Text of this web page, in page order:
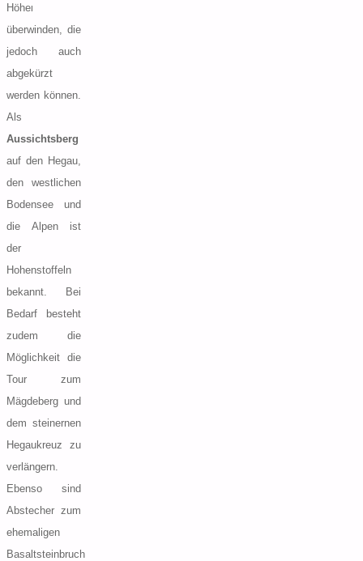
Höhenmeter zu
überwinden, die
jedoch auch
abgekürzt
werden können.
Als
Aussichtsberg
auf den Hegau,
den westlichen
Bodensee und
die Alpen ist
der
Hohenstoffeln
bekannt. Bei
Bedarf besteht
zudem die
Möglichkeit die
Tour zum
Mägdeberg und
dem steinernen
Hegaukreuz zu
verlängern.
Ebenso sind
Abstecher zum
ehemaligen
Basaltsteinbruch